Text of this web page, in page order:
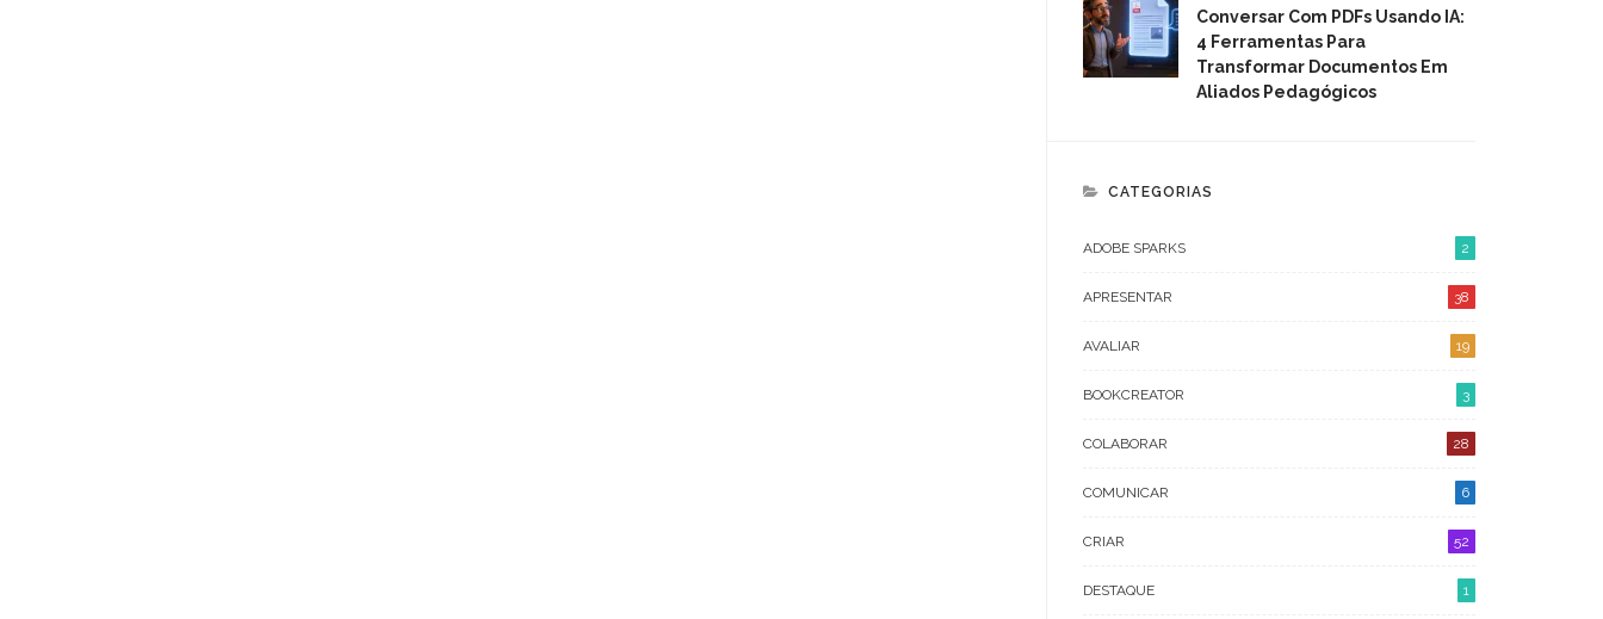
Conversar Com PDFs Usando IA:
4 Ferramentas Para
Transformar Documentos Em
Aliados Pedagógicos
CATEGORIAS
ADOBE SPARKS 2
APRESENTAR 38
AVALIAR 19
BOOKCREATOR 3
COLABORAR 28
COMUNICAR 6
CRIAR 52
DESTAQUE 1